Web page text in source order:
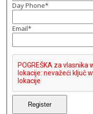
Day Phone*
Email*